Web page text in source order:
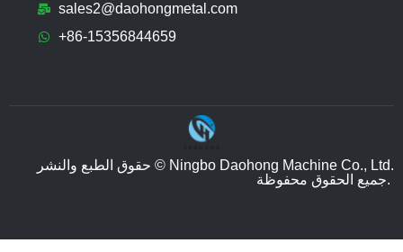
sales2@daohongmetal.com
+86-15356844659
حقوق الطبع والنشر © Ningbo Daohong Machine Co., Ltd.
جميع الحقوق محفوظة.